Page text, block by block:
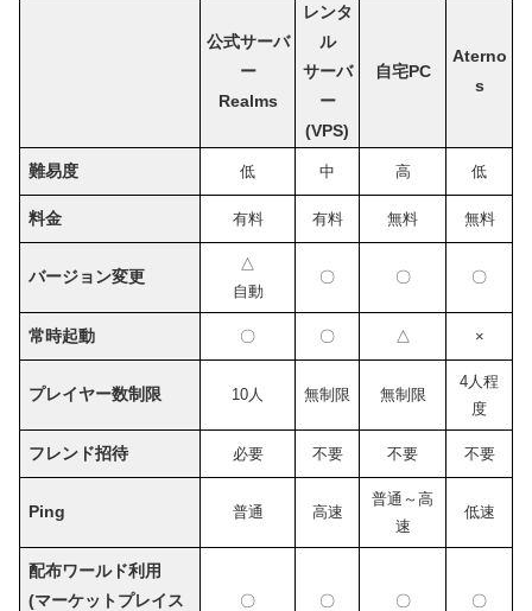
公式サーバ
ー
Realms
レンタ
ル
サーバ
ー
(VPS)
自宅PC
Aterno
s
難易度 低 中 高 低
料金 有料 有料 無料 無料
バージョン変更
△
自動
〇 〇 〇
常時起動 〇 〇 △ ×
プレイヤー数制限 10人 無制限 無制限
4人程
度
フレンド招待 必要 不要 不要 不要
Ping 普通 高速
普通～高
速
低速
配布ワールド利用
(マーケットプレイス
〇 〇 〇 〇